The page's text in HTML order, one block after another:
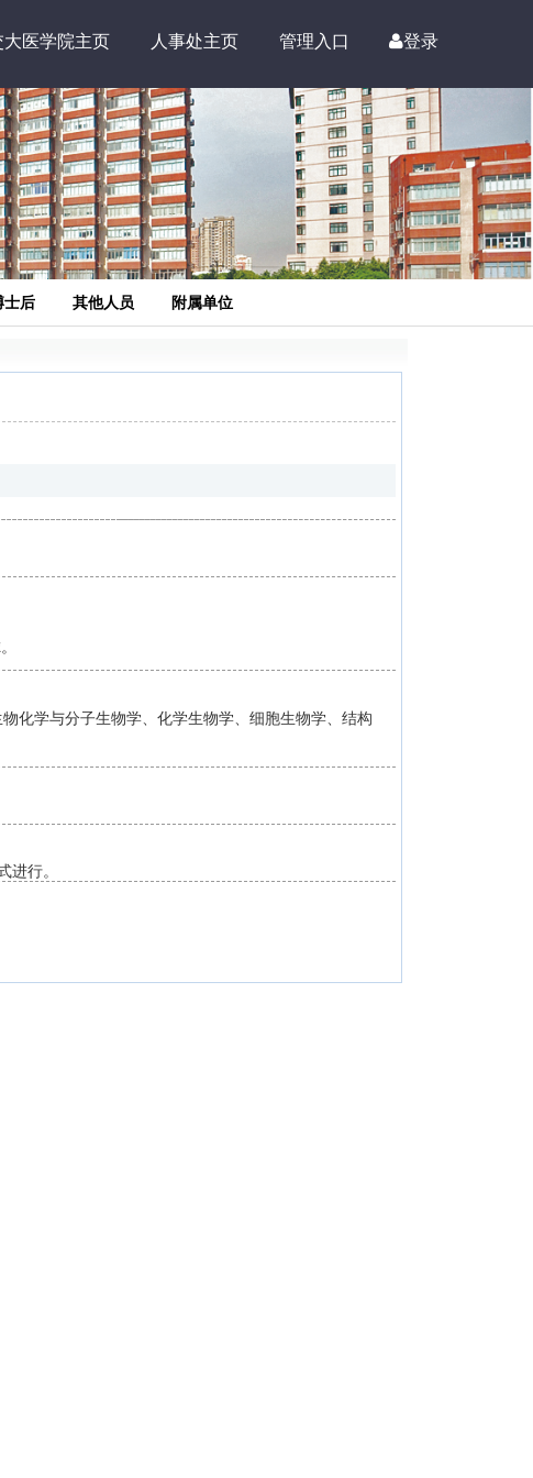
大医学院主页 人事处主页 管理入口 登录
士后 其他人员 附属单位
化学与分子生物学、化学生物学、细胞生物学、结构
行。